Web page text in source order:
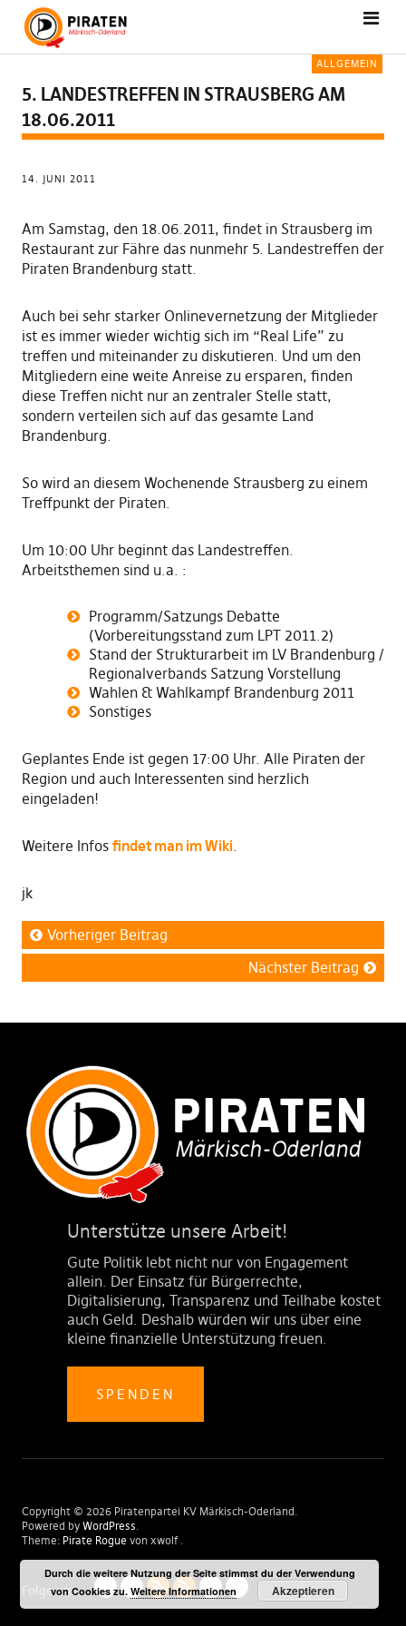
ALLGEMEIN
5. LANDESTREFFEN IN STRAUSBERG AM
18.06.2011
14. JUNI 2011
Am Samstag, den 18.06.2011, findet in Strausberg im
Restaurant zur Fähre das nunmehr 5. Landestreffen der
Piraten Brandenburg statt.
Auch bei sehr starker Onlinevernetzung der Mitglieder
ist es immer wieder wichtig sich im “Real Life” zu
treffen und miteinander zu diskutieren. Und um den
Mitgliedern eine weite Anreise zu ersparen, finden
diese Treffen nicht nur an zentraler Stelle statt,
sondern verteilen sich auf das gesamte Land
Brandenburg.
So wird an diesem Wochenende Strausberg zu einem
Treffpunkt der Piraten.
Um 10:00 Uhr beginnt das Landestreffen.
Arbeitsthemen sind u.a. :
Programm/Satzungs Debatte
(Vorbereitungsstand zum LPT 2011.2)
Stand der Strukturarbeit im LV Brandenburg /
Regionalverbands Satzung Vorstellung
Wahlen & Wahlkampf Brandenburg 2011
Sonstiges
Geplantes Ende ist gegen 17:00 Uhr. Alle Piraten der
Region und auch Interessenten sind herzlich
eingeladen!
Weitere Infos findet man im Wiki.
jk
Vorheriger Beitrag
Nächster Beitrag
Unterstütze unsere Arbeit!
Gute Politik lebt nicht nur von Engagement
allein. Der Einsatz für Bürgerrechte,
Digitalisierung, Transparenz und Teilhabe kostet
auch Geld. Deshalb würden wir uns über eine
kleine finanzielle Unterstützung freuen.
SPENDEN
Copyright © 2026 Piratenpartei KV Märkisch-Oderland
Powered by WordPress
Theme: Pirate Rogue von xwolf
Folge uns:
Impressum
Datenschutzerklärung
ArtikelKommentare
AdminPiratenkleider
Durch die weitere Nutzung der Seite stimmst du der Verwendung
von Cookies zu.Weitere Informationen Akzeptieren